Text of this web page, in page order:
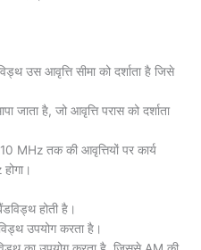
उस आवृत्ति सीमा को दर्शाता है जिसे
जाता है, जो आवृत्ति परास को दर्शाता
MHz तक की आवृत्तियों पर कार्य
होती है।
उपयोग करता है।